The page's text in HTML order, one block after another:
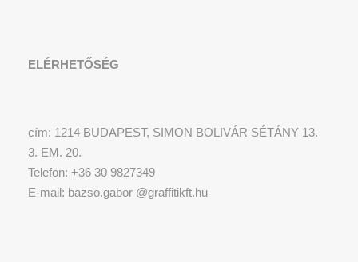
ELÉRHETŐSÉG
cím: 1214 BUDAPEST, SIMON BOLIVÁR SÉTÁNY 13.
3. EM. 20.
Telefon: +36 30 9827349
E-mail: bazso.gabor @graffitikft.hu